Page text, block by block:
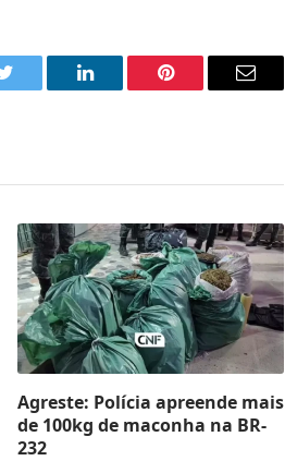
Twitter LinkedIn Pinterest Email
Agreste: Polícia apreende mais
de 100kg de maconha na BR-
232